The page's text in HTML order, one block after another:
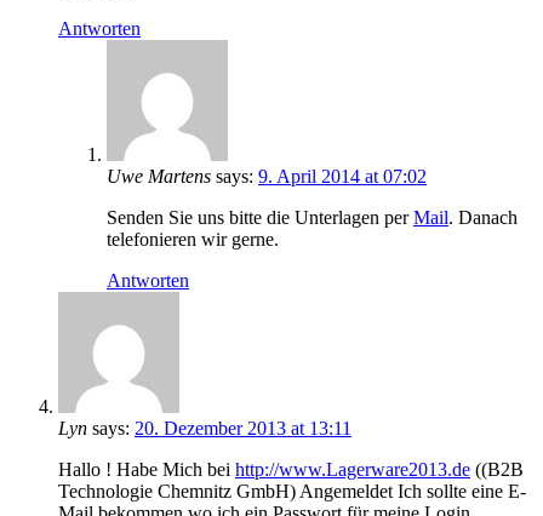
Antworten
Uwe Martens says: 9. April 2014 at 07:02
Senden Sie uns bitte die Unterlagen perMail. Danach
telefonieren wir gerne.
Antworten
Lyn says: 20. Dezember 2013 at 13:11
Hallo ! Habe Mich bei http://www.Lagerware2013.de ((B2B
Technologie Chemnitz GmbH) Angemeldet Ich sollte eine E-